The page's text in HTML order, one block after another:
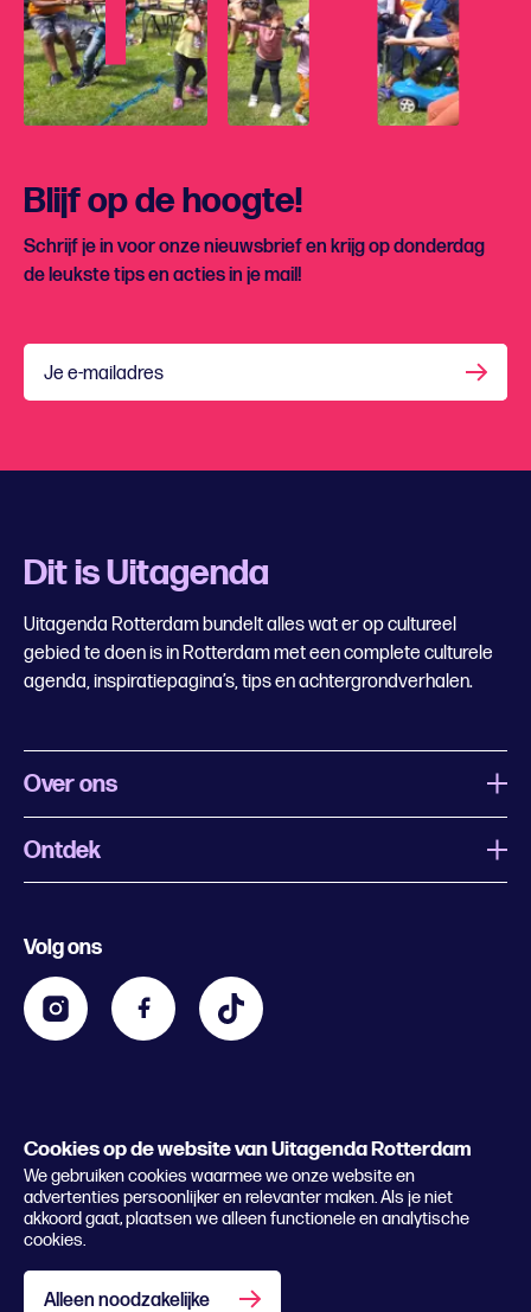
Cookies op de website van Uitagenda Rotterdam
We gebruiken cookies waarmee we onze website en
advertenties persoonlijker en relevanter maken. Als je niet
akkoord gaat, plaatsen we alleen functionele en analytische
cookies.
Alleen noodzakelijke
Blijf op de hoogte!
Schrijf je in voor onze nieuwsbrief en krijg op donderdag
de leukste tips en acties in je mail!
Je e-mailadres
Dit is Uitagenda
Uitagenda Rotterdam bundelt alles wat er op cultureel
gebied te doen is in Rotterdam met een complete culturele
agenda, inspiratiepagina’s, tips en achtergrondverhalen.
Over ons
Wat is Uitagenda Rotterdam
Contact
Zakelijk
Lees het magazine
Ontdek
Kids
Volg ons
© 2026 Rotterdam Festivals